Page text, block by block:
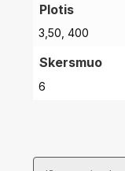
Plotis
3,50, 400
Skersmuo
6